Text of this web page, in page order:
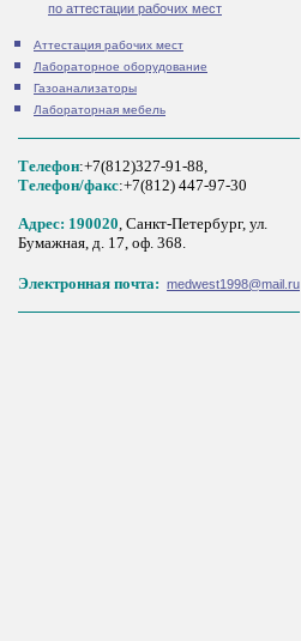
по аттестации рабочих мест
Аттестация рабочих мест
Лабораторное оборудование
Газоанализаторы
Лабораторная мебель
Телефон:+7(812)327-91-88,
Tелефон/факс:+7(812) 447-97-30
Адрес: 190020, Санкт-Петербург, ул.
Бумажная, д. 17, оф. 368.
Электронная почта: medwest1998@mail.ru